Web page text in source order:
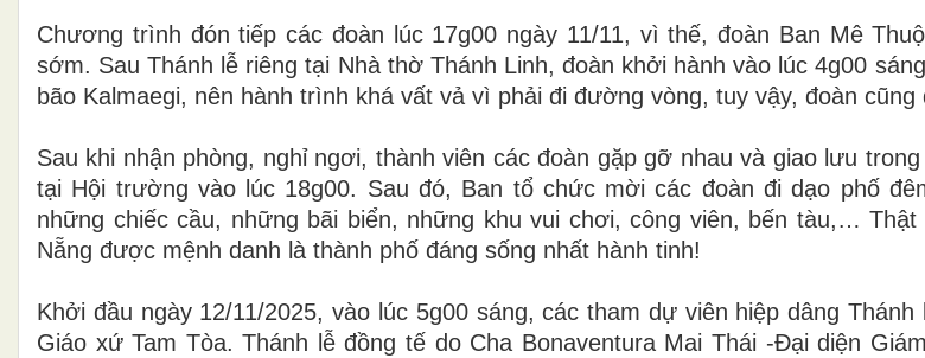
Chương trình đón tiếp các đoàn lúc 17g00 ngày 11/11, vì thế, đoàn Ban Mê
sớm. Sau Thánh lễ riêng tại Nhà thờ Thánh Linh, đoàn khởi hành vào lúc 4g00
bão Kalmaegi, nên hành trình khá vất vả vì phải đi đường vòng, tuy vậy, đoàn cũng
Sau khi nhận phòng, nghỉ ngơi, thành viên các đoàn gặp gỡ nhau và giao lưu
tại Hội trường vào lúc 18g00. Sau đó, Ban tổ chức mời các đoàn đi dạo phố
những chiếc cầu, những bãi biển, những khu vui chơi, công viên, bến tàu,…
Nẵng được mệnh danh là thành phố đáng sống nhất hành tinh!
Khởi đầu ngày 12/11/2025, vào lúc 5g00 sáng, các tham dự viên hiệp dâng
Giáo xứ Tam Tòa. Thánh lễ đồng tế do Cha Bonaventura Mai Thái -Đại diện